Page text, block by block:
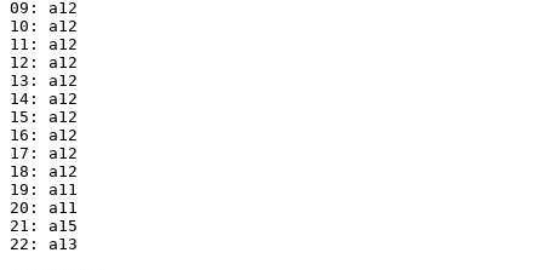
09: a12
10: a12
11: a12
12: a12
13: a12
14: a12
15: a12
16: a12
17: a12
18: a12
19: a11
20: a11
21: a15
22: a13